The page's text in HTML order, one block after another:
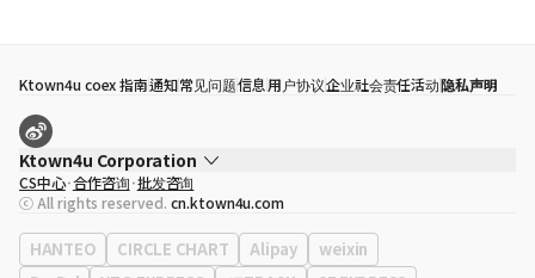
Ktown4u coex 指南通知常见问题信息用户协议企业社会责任活动隐私声明
Ktown4u Corporation
代表
宋効珉
营业执照 120-87-71116
公司地址 首尔特别市 江南区 岭东大路 513号 3楼 （三成洞， coex)
CS中心 合作咨询 批发咨询
ⓒ All rights reserved. cn.ktown4u.com
HANTEO CIRCLE CHART Alipay
weixin